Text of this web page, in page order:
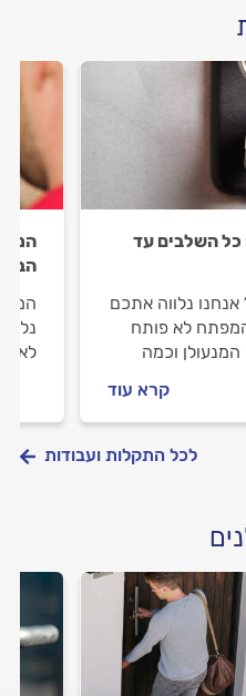
השלבים עד
נלווה אתכם
לא פותח
וכמה
קרא עוד
לא
לכל התקלות ועבודות